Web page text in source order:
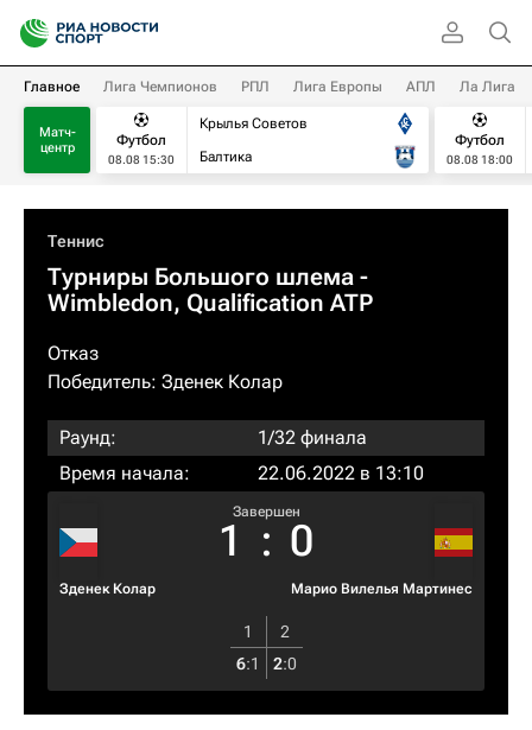
Главное Лига Чемпионов РПЛ Лига Европы АПЛ Ла Лига
Матч-
центр
Футбол
08.08 15:30
Крылья Советов
Балтика
Футбол
08.08 18:00
Теннис
Турниры Большого шлема -
Wimbledon, Qualification ATP
Отказ
Победитель: Зденек Колар
Раунд:
1/32 финала
Время начала:
22.06.2022 в 13:10
Зденек Колар
Завершен
1 : 0
Марио Вилелья Мартинес
1
2
6:1 2:0